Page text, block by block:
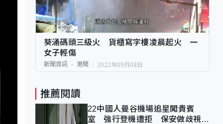
葵涌碼頭三級火 貨櫃寫字樓凌晨起火 一
女子輕傷
新聞資訊 港聞 2022年09月08日
推薦閱讀
22中國人曼谷機場追星闖貴賓
室 強行登機遭拒 保安做歧視手